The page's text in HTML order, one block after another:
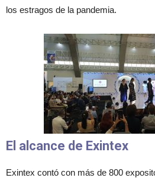
los estragos de la pandemia.
El alcance de Exintex
Exintex contó con más de 800